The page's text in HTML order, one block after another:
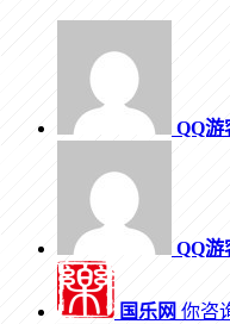
QQ游
QQ游
国乐网 你咨